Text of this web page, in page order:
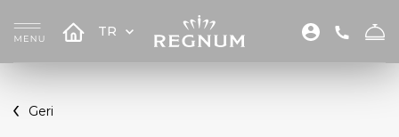
TR
Geri